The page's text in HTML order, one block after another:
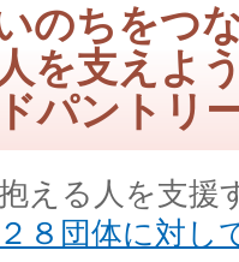
のちをつ
を支えよ
パントリ
える人を支援
８団体に対し